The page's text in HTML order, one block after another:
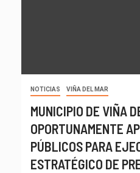
NOTICIAS VIÑA DEL MAR
MUNICIPIO DE VIÑA
OPORTUNAMENTE
PÚBLICOS PARA
ESTRATÉGICO DE